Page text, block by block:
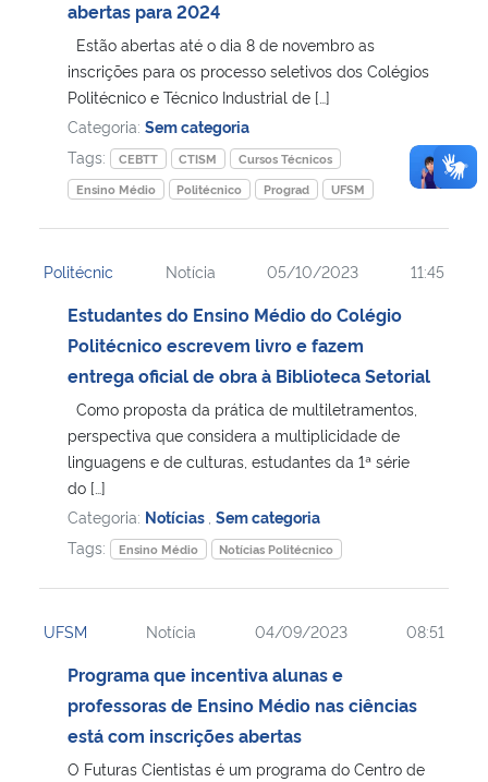
abertas para 2024
Estão abertas até o dia 8 de novembro as
inscrições para os processo seletivos dos Colégios
Politécnico e Técnico Industrial de […]
Categoria: Sem categoria
Tags:
CEBTT CTISM
Cursos Técnicos
Ensino Médio
Politécnico Prograd UFSM
Politécnic Notícia 05/10/2023 11:45
Estudantes do Ensino Médio do Colégio
Politécnico escrevem livro e fazem
entrega oficial de obra à Biblioteca Setorial
Como proposta da prática de multiletramentos,
perspectiva que considera a multiplicidade de
linguagens e de culturas, estudantes da 1ª série
do […]
Categoria: Notícias Sem categoria
Tags:
Ensino Médio Notícias Politécnico
UFSM Notícia 04/09/2023 08:51
Programa que incentiva alunas e
professoras de Ensino Médio nas ciências
está com inscrições abertas
O Futuras Cientistas é um programa do Centro de